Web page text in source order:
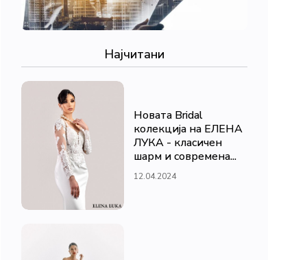
Најчитани
Новата Bridal
колекција на ЕЛЕНА
ЛУКА - класичен
шарм и современа...
12.04.2024